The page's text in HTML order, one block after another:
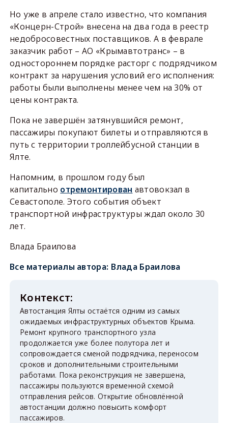
Но уже в апреле стало известно, что компания
«Концерн-Строй» внесена на два года в реестр
недобросовестных поставщиков. А в феврале
заказчик работ – АО «Крымавтотранс» – в
одностороннем порядке расторг с подрядчиком
контракт за нарушения условий его исполнения:
работы были выполнены менее чем на 30% от
цены контракта.
Пока не завершён затянувшийся ремонт,
пассажиры покупают билеты и отправляются в
путь с территории троллейбусной станции в
Ялте.
Напомним, в прошлом году был
капитально отремонтирован автовокзал в
Севастополе. Этого события объект
транспортной инфраструктуры ждал около 30
лет.
Влада Браилова
Все материалы автора: Влада Браилова
Автостанция Ялты остаётся одним из самых
ожидаемых инфраструктурных объектов Крыма.
Ремонт крупного транспортного узла
продолжается уже более полутора лет и
сопровождается сменой подрядчика, переносом
сроков и дополнительными строительными
работами. Пока реконструкция не завершена,
пассажиры пользуются временной схемой
отправления рейсов. Открытие обновлённой
автостанции должно повысить комфорт
пассажиров.